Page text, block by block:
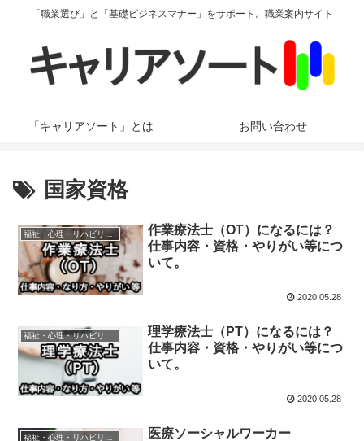
「職業選び」と「基礎ビジネスマナー」をサポート。職業案内サイト
「キャリアソート」とは お問い合わせ
国家資格
福祉・心理・リハビリ・癒やし
作業療法士（OT）になるには？
仕事内容・資格・やりがい等につ
いて。
2020.05.28
理学療法士（PT）になるには？
仕事内容・資格・やりがい等につ
いて。
2020.05.28
医療ソーシャルワーカー